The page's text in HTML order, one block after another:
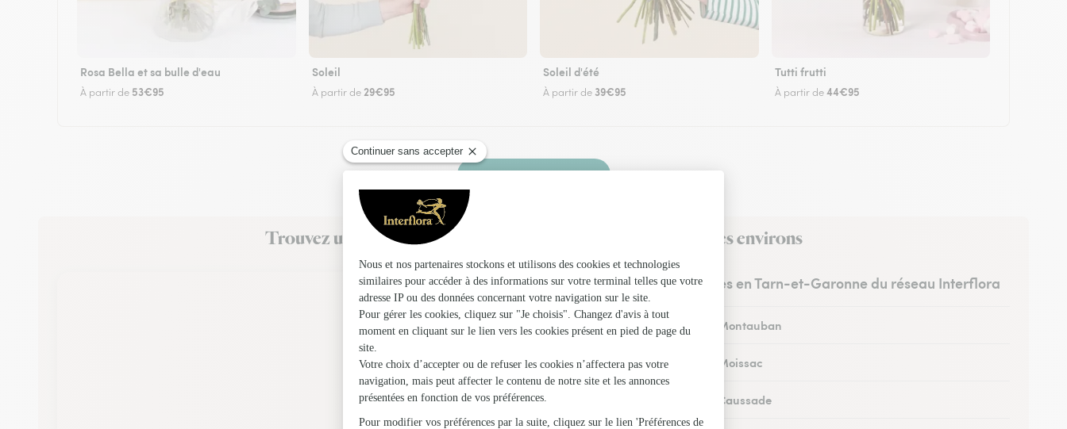
Rosa Bella et sa bulle d'eau
À partir de 53€95
Soleil
À partir de 29€95
Soleil d'été
À partir de 39€95
Tutti frutti
À partir de44€95
Faire livrer des fleurs
Trouvez un fleuriste Interflora à Lamothe-Cumont et dans ses environs
Les fleuristes en Tarn-et-Garonne du réseau Interflora
Fleuristes à Montauban
Fleuristes à Moissac
Fleuristes à Caussade